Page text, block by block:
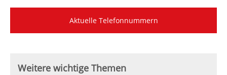
Aktuelle Telefonnummern
Weitere wichtige Themen